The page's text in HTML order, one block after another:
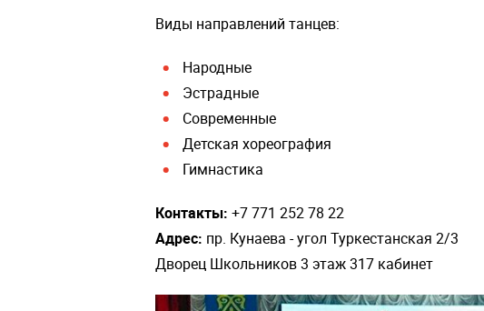
Виды направлений танцев:
Народные
Эстрадные
Современные
Детская хореография
Гимнастика
Контакты: +7 771 252 78 22
Адрес: пр. Кунаева - угол Туркестанская 2/3
Дворец Школьников 3 этаж 317 кабинет